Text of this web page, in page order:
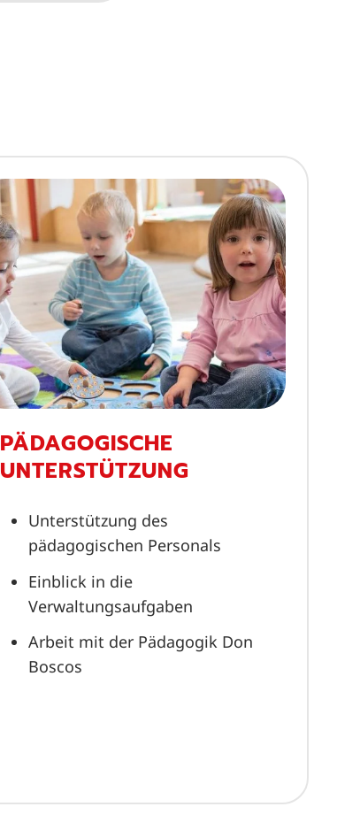
PÄDAGOGISCHE
UNTERSTÜTZUNG
Unterstützung des
pädagogischen Personals
Einblick in die
Verwaltungsaufgaben
Arbeit mit der Pädagogik Don
Boscos